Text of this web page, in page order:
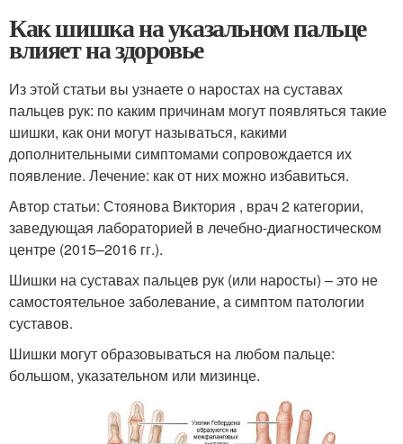
Как шишка на указальном пальце
влияет на здоровье
Из этой статьи вы узнаете о наростах на суставах
пальцев рук: по каким причинам могут появляться такие
шишки, как они могут называться, какими
дополнительными симптомами сопровождается их
появление. Лечение: как от них можно избавиться.
Автор статьи: Стоянова Виктория , врач 2 категории,
заведующая лабораторией в лечебно-диагностическом
центре (2015–2016 гг.).
Шишки на суставах пальцев рук (или наросты) – это не
самостоятельное заболевание, а симптом патологии
суставов.
Шишки могут образовываться на любом пальце:
большом, указательном или мизинце.